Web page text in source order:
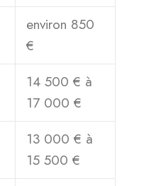
environ 850
€
14 500 € à
17 000 €
13 000 € à
15 500 €